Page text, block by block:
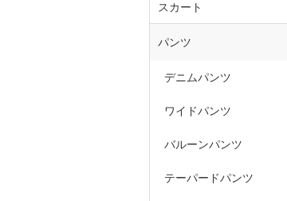
スカート
パンツ
デニムパンツ
ワイドパンツ
バルーンパンツ
テーパードパンツ